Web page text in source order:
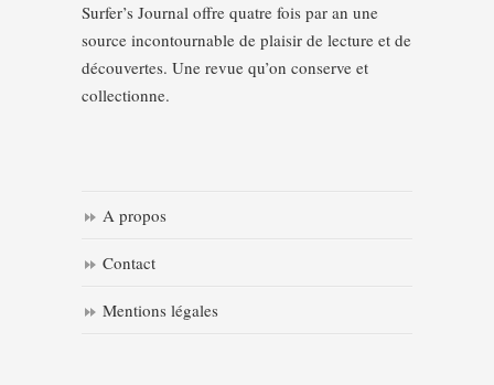
Surfer’s Journal offre quatre fois par an une
source incontournable de plaisir de lecture et de
découvertes. Une revue qu’on conserve et
collectionne.
A propos
Contact
Mentions légales